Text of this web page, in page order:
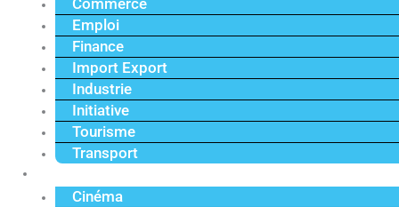
Commerce
Emploi
Finance
Import Export
Industrie
Initiative
Tourisme
Transport
Cinéma